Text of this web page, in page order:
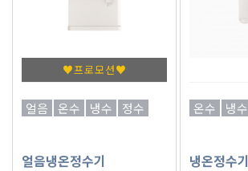
♥프로모션♥
얼음 온수 냉수 정수
얼음냉온정수기
온수 냉수
냉온정수기